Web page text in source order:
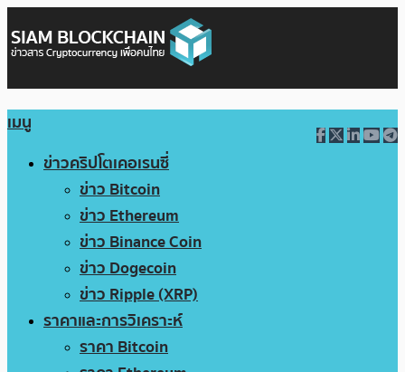
เมนู
ข่าวคริปโตเคอเรนซี่
ข่าว Bitcoin
ข่าว Ethereum
ข่าว Binance Coin
ข่าว Dogecoin
ข่าว Ripple (XRP)
ราคาและการวิเคราะห์
ราคา Bitcoin